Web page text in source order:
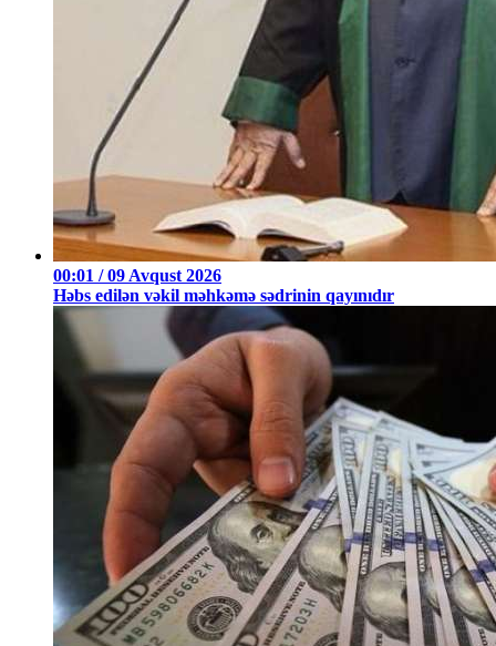
00:01 / 09 Avqust 2026
Həbs edilən vəkil məhkəmə sədrinin qayınıdır